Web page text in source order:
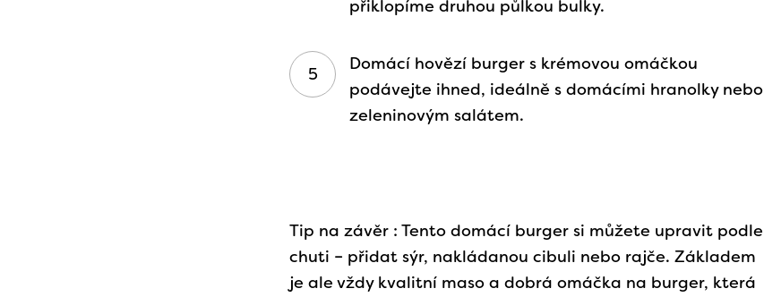
přiklopíme druhou půlkou bulky.
Domácí hovězí burger s krémovou omáčkou
podávejte ihned, ideálně s domácími hranolky nebo
zeleninovým salátem.
Tip na závěr : Tento domácí burger si můžete upravit podle
chuti – přidat sýr, nakládanou cibuli nebo rajče. Základem
je ale vždy kvalitní maso a dobrá omáčka na burger, která